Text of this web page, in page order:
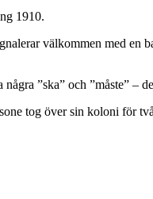
1910.
välkommen med
”ska” och ”måste”
tog över sin koloni för